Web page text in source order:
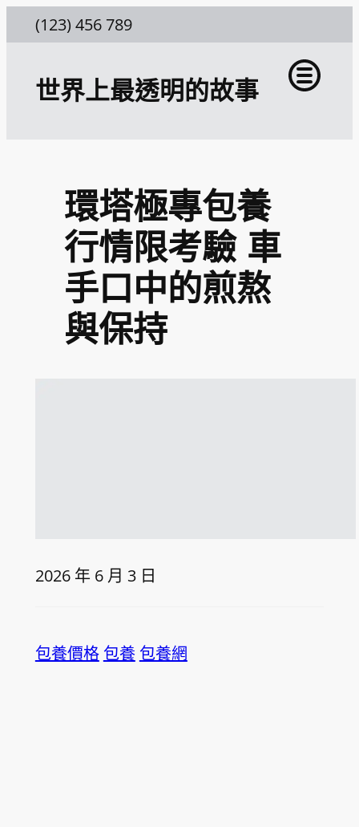
至
(123) 456 789
世界上最透明的故事
環塔極專包養
行情限考驗 車
手口中的煎熬
與保持
2026 年 6 月 3 日
包養價格 包養 包養網